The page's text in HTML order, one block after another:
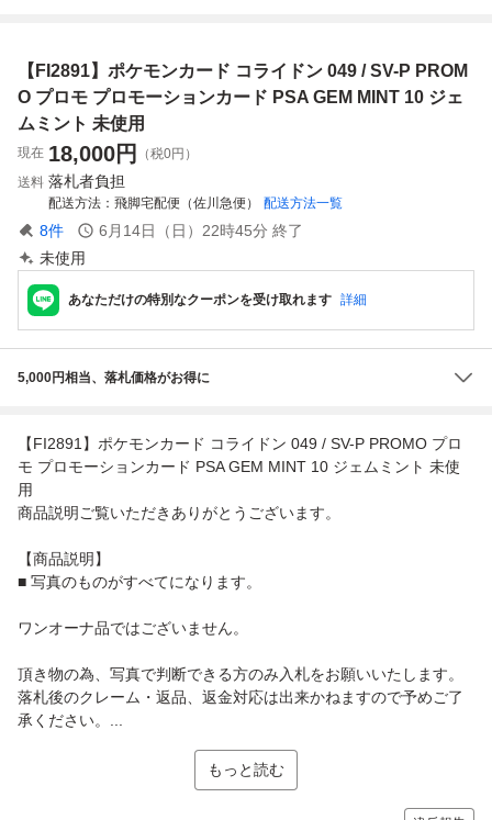
ー ポケカ
【FI2891】ポケモンカード コライドン 049 / SV-P PROM
O プロモ プロモーションカード PSA GEM MINT 10 ジェ
ムミント 未使用
現在 18,000円
（税0円）
送料 落札者負担
配送方法 飛脚宅配便（佐川急便） 配送方法一覧
8件 6月14日（日）22時45分 終了
未使用
あなただけの特別なクーポンを受け取れます 詳細
5,000円相当、落札価格がお得に
【FI2891】ポケモンカード コライドン 049 / SV-P PROMO プロ
モ プロモーションカード PSA GEM MINT 10 ジェムミント 未使
用
商品説明ご覧いただきありがとうございます。
【商品説明】
■ 写真のものがすべてになります。
ワンオーナ品ではございません。
頂き物の為、写真で判断できる方のみ入札をお願いいたします。
落札後のクレーム・返品、返金対応は出来かねますので予めご了
承ください。...
もっと読む